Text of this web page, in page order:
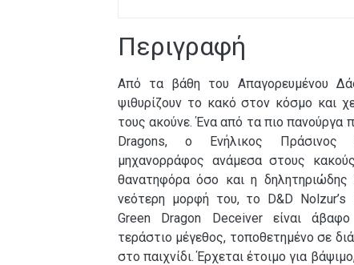
Περιγραφή
Από τα βάθη του Απαγορευμένου
ψιθυρίζουν το κακό στον κόσμο και
τους ακούνε. Ένα από τα πιο πανούργα
Dragons, ο Ενήλικος Πράσινος
μηχανορράφος ανάμεσα στους
θανατηφόρα όσο και η δηλητηριώδης
νεότερη μορφή του, το D&D
Green Dragon Deceiver είναι
τεράστιο μέγεθος, τοποθετημένο σε
στο παιχνίδι. Έρχεται έτοιμο για